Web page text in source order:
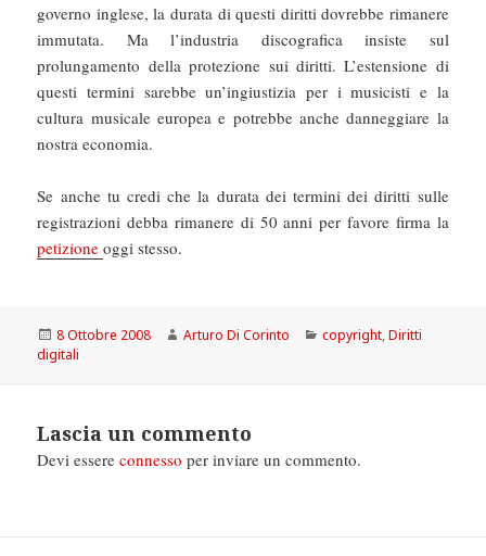
governo inglese, la durata di questi diritti dovrebbe rimanere
immutata. Ma l’industria discografica insiste sul
prolungamento della protezione sui diritti. L’estensione di
questi termini sarebbe un’ingiustizia per i musicisti e la
cultura musicale europea e potrebbe anche danneggiare la
nostra economia.
Se anche tu credi che la durata dei termini dei diritti sulle
registrazioni debba rimanere di 50 anni per favore firma la
petizioneoggi stesso.
Scritto
il
8 Ottobre 2008 Autore
Arturo Di Corinto Categorie
copyright,Diritti
digitali
Lascia un commento
Devi essereconnesso per inviare un commento.